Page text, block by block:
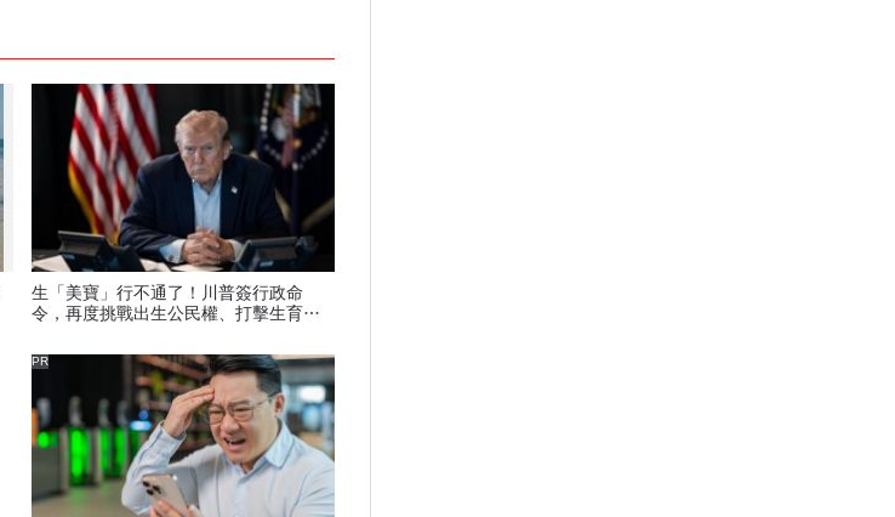
生「美寶」行不通了！川普簽行政命
令，再度挑戰出生公民權、打擊生育旅
PR